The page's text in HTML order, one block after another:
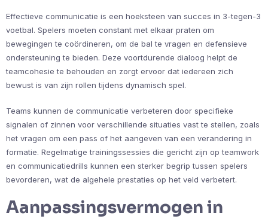
Effectieve communicatie is een hoeksteen van succes in 3-tegen-3
voetbal. Spelers moeten constant met elkaar praten om
bewegingen te coördineren, om de bal te vragen en defensieve
ondersteuning te bieden. Deze voortdurende dialoog helpt de
teamcohesie te behouden en zorgt ervoor dat iedereen zich
bewust is van zijn rollen tijdens dynamisch spel.
Teams kunnen de communicatie verbeteren door specifieke
signalen of zinnen voor verschillende situaties vast te stellen, zoals
het vragen om een pass of het aangeven van een verandering in
formatie. Regelmatige trainingssessies die gericht zijn op teamwork
en communicatiedrills kunnen een sterker begrip tussen spelers
bevorderen, wat de algehele prestaties op het veld verbetert.
Aanpassingsvermogen in